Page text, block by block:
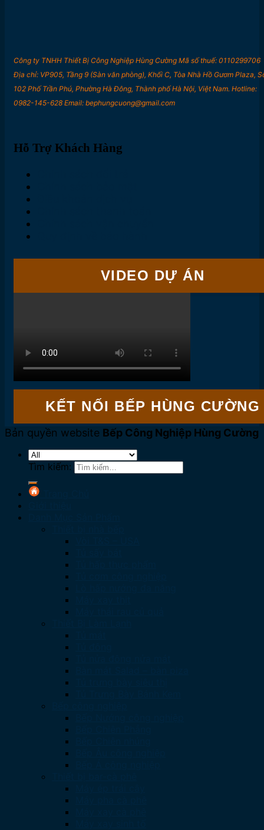
Công ty TNHH Thiết Bị Công Nghiệp Hùng Cường Mã số thuế: 0110299706
Địa chỉ: VP905, Tầng 9 (Sàn văn phòng), Khối C, Tòa Nhà Hồ Gươm Plaza,
102 Phố Trần Phú, Phường Hà Đông, Thành phố Hà Nội, Việt Nam. Hotline:
0982-145-628 Email: bephungcuong@gmail.com
Hỗ Trợ Khách Hàng
VIDEO DỰ ÁN
KẾT NỐI BẾP HÙNG CƯỜNG
Bản quyền website Bếp Công Nghiệp Hùng Cường
Tìm kiếm: